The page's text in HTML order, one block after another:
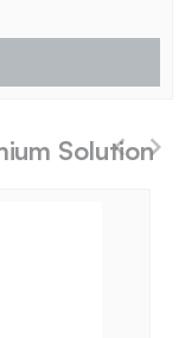
Solution